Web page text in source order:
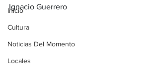
Inicio
Cultura
Noticias Del Momento
Locales
Ignacio Guerrero